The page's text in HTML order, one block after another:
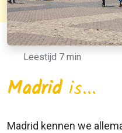
Leestijd 7 min
Madridis...
Madrid kennen we